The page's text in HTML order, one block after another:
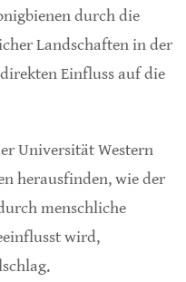
durch die
Landschaften in der
Einfluss auf die
Universität Western
herausfinden, wie der
menschliche
wird,